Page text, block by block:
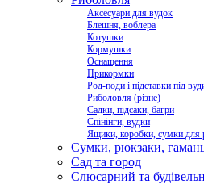
Аксесуари для вудок
Блешня, воблера
Котушки
Кормушки
Оснащення
Прикормки
Род-поди і підставки під
Риболовля (різне)
Садки, підсаки, багри
Спінінги, вудки
Ящики, коробки, сумки для
Сумки, рюкзаки,
Сад та город
Слюсарний та